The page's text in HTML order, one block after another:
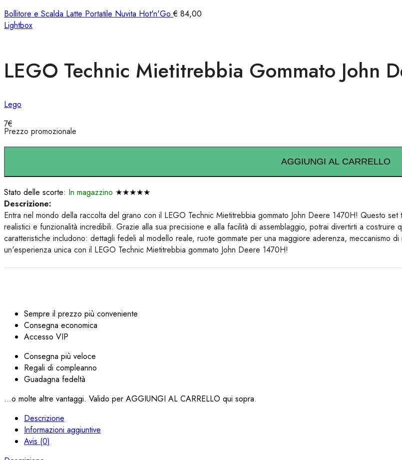
Bollitore e Scalda Latte Portatile Nuvita Hot'n'Go€ 84,00
Lightbox
LEGO Technic Mietitrebbia Gommato John
Lego
7€
Prezzo promozionale
AGGIUNGI AL CARRELLO
Stato delle scorte: In magazzino ★★★★★
Descrizione:
Entra nel mondo della raccolta del grano con il LEGO Technic Mietitrebbia gommato John Deere 1470H! Questo
realistici e funzionalità incredibili. Grazie alla sua precisione e alla facilità di assemblaggio, potrai divertirti a
caratteristiche includono: dettagli fedeli al modello reale, ruote gommate per una maggiore aderenza, meccanismo
un'esperienza unica con il LEGO Technic Mietitrebbia gommato John Deere 1470H!
Sempre il prezzo più conveniente
Consegna economica
Accesso VIP
Consegna più veloce
Regali di compleanno
Guadagna fedeltà
...o molte altre vantaggi. Valido per AGGIUNGI AL CARRELLO qui sopra.
Descrizione
Informazioni aggiuntive
Avis (0)